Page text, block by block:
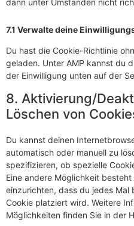
7.1 Verwalte deine
Du hast die Cookie-Richtlinie
geladen. Unter AMP kannst du
der Einwilligung unten auf der
8. Aktivierung/
Löschen von
Du kannst deinen
automatisch oder manuell zu
spezifizieren, ob spezielle
Eine andere Möglichkeit
einzurichten, dass du jedes
Cookie platziert wird. Weitere
Möglichkeiten finden Sie in der